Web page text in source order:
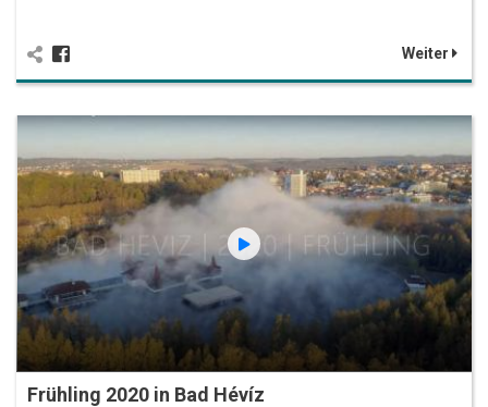
Weiter
Frühling 2020 in Bad Hévíz